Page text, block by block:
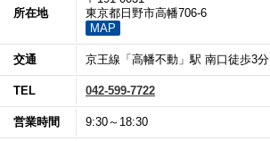
所在地
東京都日野市高幡706-6
MAP
交通 京王線「高幡不動」駅 南口徒歩3分
TEL 042-599-7722
営業時間 9:30～18:30